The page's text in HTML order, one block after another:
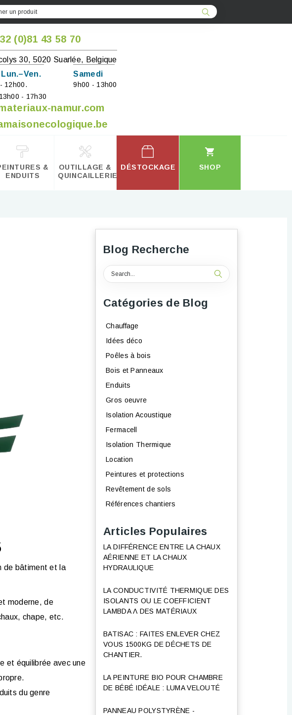
(0)81 43 58 70
30, 5020 Suarlée, Belgique
12h00.
- 17h30
Samedi
9h00 - 13h00
namur.com
&
ENDUITS
OUTILLAGE &
QUINCAILLERIE
DÉSTOCKAGE SHOP
de bâtiment et la
moderne, de
chape, etc.
et équilibrée avec une
du genre
Blog Recherche
Catégories de Blog
Chauffage
Idées déco
Poêles à bois
Bois et Panneaux
Enduits
Gros oeuvre
Isolation Acoustique
Fermacell
Isolation Thermique
Location
Peintures et protections
Revêtement de sols
Références chantiers
Articles Populaires
LA DIFFÉRENCE ENTRE LA CHAUX
AÉRIENNE ET LA CHAUX
HYDRAULIQUE
LA CONDUCTIVITÉ THERMIQUE DES
ISOLANTS OU LE COEFFICIENT
LAMBDA Λ DES MATÉRIAUX
BATISAC : FAITES ENLEVER CHEZ
VOUS 1500KG DE DÉCHETS DE
CHANTIER.
LA PEINTURE BIO POUR CHAMBRE
DE BÉBÉ IDÉALE : LUMA VELOUTÉ
PANNEAU POLYSTYRÈNE -